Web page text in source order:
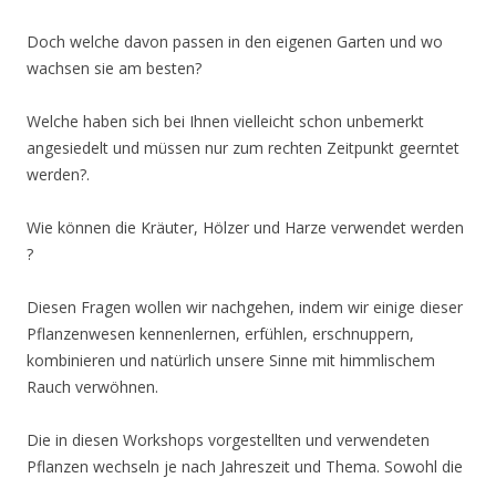
Doch welche davon passen in den eigenen Garten und wo
wachsen sie am besten?
Welche haben sich bei Ihnen vielleicht schon unbemerkt
angesiedelt und müssen nur zum rechten Zeitpunkt geerntet
werden?.
Wie können die Kräuter, Hölzer und Harze verwendet werden
?
Diesen Fragen wollen wir nachgehen, indem wir einige dieser
Pflanzenwesen kennenlernen, erfühlen, erschnuppern,
kombinieren und natürlich unsere Sinne mit himmlischem
Rauch verwöhnen.
Die in diesen Workshops vorgestellten und verwendeten
Pflanzen wechseln je nach Jahreszeit und Thema. Sowohl die